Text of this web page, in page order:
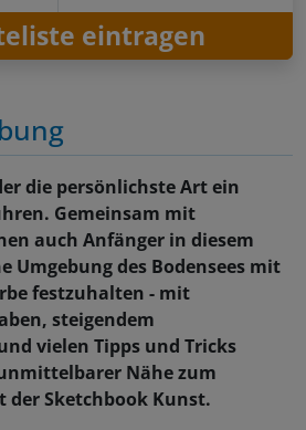
die persönlichste Art ein
Gemeinsam mit
auch Anfänger in diesem
Umgebung des Bodensees mit
festzuhalten - mit
steigendem
vielen Tipps und Tricks
Nähe zum
der Sketchbook Kunst.
eintragen